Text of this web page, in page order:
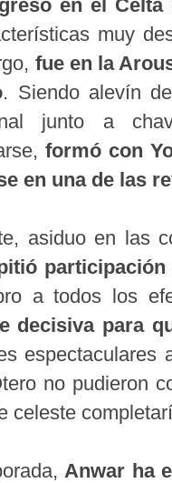
en el Celta
muy
fue en la
. Siendo alevín
junto a
formó con
en una de las
asiduo en las
a todos los
decisiva para
no pudieron
celeste
Anwar ha